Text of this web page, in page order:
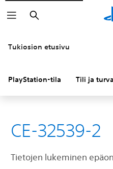
Haku
Tukiosion etusivu
PlayStation-tila Tili ja
CE-32539-2
Tietojen lukeminen